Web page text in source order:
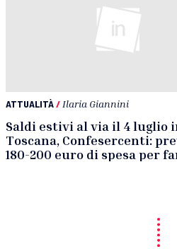
ATTUALITÀ/ Ilaria Giannini
Saldi estivi al via il 4 luglio
Toscana, Confesercenti:
180-200 euro di spesa per